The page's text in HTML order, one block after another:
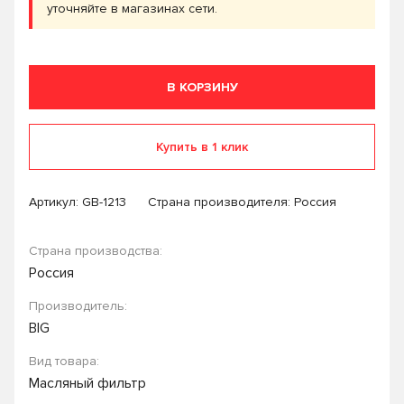
уточняйте в магазинах сети.
В КОРЗИНУ
Купить в 1 клик
Артикул: GB-1213 Страна производителя: Россия
Страна производства:
Россия
Производитель:
BIG
Вид товара:
Масляный фильтр